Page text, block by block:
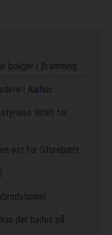
boliger i Bramming
i Aarhus
tiltalt for
øst for Storebælt
der bydes på